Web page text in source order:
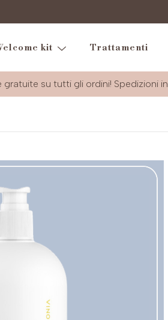
Welcome kit Trattamenti
gratuite su tutti gli ordini! Spedizioni